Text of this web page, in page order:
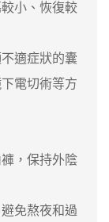
小、恢復較
適症狀的囊
電切術等方
，保持外陰
免熬夜和過